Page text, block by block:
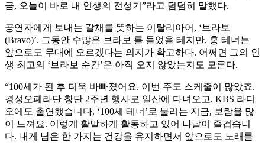
금, 오늘이 바로 내 인생의 전성기”라고 덤덤히 말했다.
공연자에게 보내는 갈채를 뜻하는 이탈리아어, ‘브라보
(Bravo)’. 그동안 수많은 브라보 를 들었을 테지만, 홍 테너는
앞으로도 무대에 오르겠다는 의지가 확고하다. 어쩌면 그의 인
생 최고의 ‘브라보 순간’은 아직 오지 않았는지도 모른다.
“100세가 된 후 더욱 바빠졌어요. 이번 주도 스케줄이 많았죠.
경성오페라단 창단 2주년 행사로 일산에 다녀오고, KBS 라디
오에도 출연했습니다. ‘100세 테너’로 불리는 지금, 보람을 많
이 느껴요. 이렇게 활발하게 활동하고 있어 나날이 즐겁습니
다. 내게 남은 한 가지는 건강을 유지하면서 앞으로도 노래를